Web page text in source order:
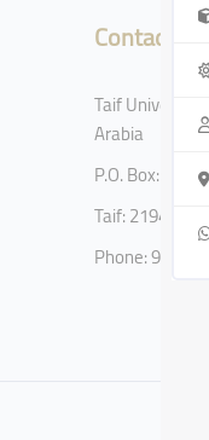
Contact
Taif University,
Arabia
P.O. Box:
Taif: 21944
Phone: